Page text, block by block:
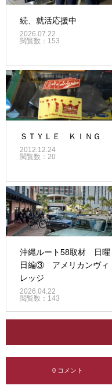
続、就活応援中
2026.07.22
閲覧数：153
ＳＴＹＬＥ ＫＩＮＧ
2012.12.24
閲覧数：20
沖縄ルート58取材 日曜
日編③ アメリカンヴィ
レッジ
2026.04.22
閲覧数：143
0 コメント